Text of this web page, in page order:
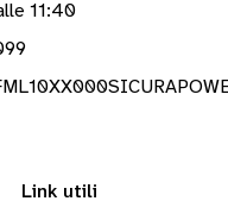
11:40
Link utili